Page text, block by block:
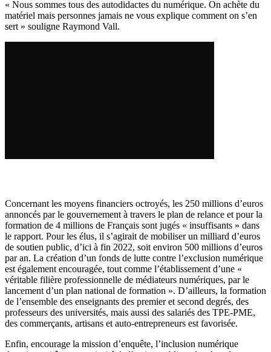
« Nous sommes tous des autodidactes du numérique. On achète du
matériel mais personnes jamais ne vous explique comment on s’en
sert » souligne Raymond Vall.
Concernant les moyens financiers octroyés, les 250 millions d’euros
annoncés par le gouvernement à travers le plan de relance et pour la
formation de 4 millions de Français sont jugés « insuffisants » dans
le rapport. Pour les élus, il s’agirait de mobiliser un milliard d’euros
de soutien public, d’ici à fin 2022, soit environ 500 millions d’euros
par an. La création d’un fonds de lutte contre l’exclusion numérique
est également encouragée, tout comme l’établissement d’une «
véritable filière professionnelle de médiateurs numériques, par le
lancement d’un plan national de formation ». D’ailleurs, la formation
de l’ensemble des enseignants des premier et second degrés, des
professeurs des universités, mais aussi des salariés des TPE-PME,
des commerçants, artisans et auto-entrepreneurs est favorisée.
Enfin, encourage la mission d’enquête, l’inclusion numérique